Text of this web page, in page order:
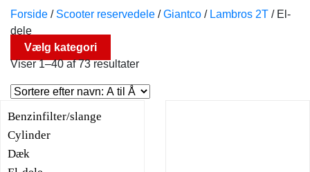
Forside / Scooter reservedele / Giantco / Lambros 2T /El-
dele
Vælg kategori
Viser 1–40 af 73 resultater
Benzinfilter/slange
Cylinder
Dæk